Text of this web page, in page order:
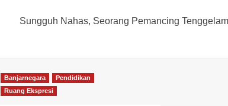
Sungguh Nahas, Seorang Pemancing
Banjarnegara
Pendidikan
Ruang Ekspresi